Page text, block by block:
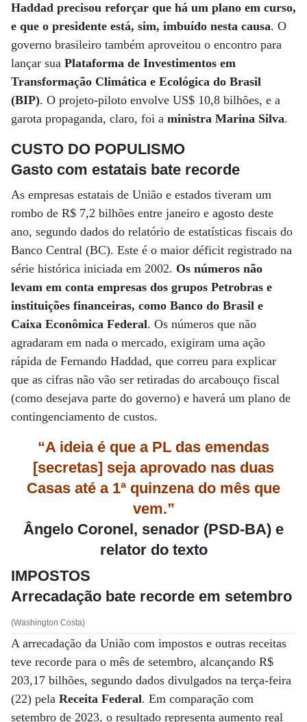
Haddad precisou reforçar que há um plano em curso,
e que o presidente está, sim, imbuído nesta causa. O
governo brasileiro também aproveitou o encontro para
lançar sua Plataforma de Investimentos em
Transformação Climática e Ecológica do Brasil
(BIP). O projeto-piloto envolve US$ 10,8 bilhões, e a
garota propaganda, claro, foi a ministra Marina Silva.
CUSTO DO POPULISMO
Gasto com estatais bate recorde
As empresas estatais de União e estados tiveram um
rombo de R$ 7,2 bilhões entre janeiro e agosto deste
ano, segundo dados do relatório de estatísticas fiscais do
Banco Central (BC). Este é o maior déficit registrado na
série histórica iniciada em 2002. Os números não
levam em conta empresas dos grupos Petrobras e
instituições financeiras, como Banco do Brasil e
Caixa Econômica Federal. Os números que não
agradaram em nada o mercado, exigiram uma ação
rápida de Fernando Haddad, que correu para explicar
que as cifras não vão ser retiradas do arcabouço fiscal
(como desejava parte do governo) e haverá um plano de
contingenciamento de custos.
“A ideia é que a PL das emendas
[secretas] seja aprovado nas duas
Casas até a 1ª quinzena do mês que
vem.”
Ângelo Coronel, senador (PSD-BA) e
relator do texto
IMPOSTOS
Arrecadação bate recorde em setembro
(Washington Costa)
A arrecadação da União com impostos e outras receitas
teve recorde para o mês de setembro, alcançando R$
203,17 bilhões, segundo dados divulgados na terça-feira
(22) pela Receita Federal. Em comparação com
setembro de 2023, o resultado representa aumento real